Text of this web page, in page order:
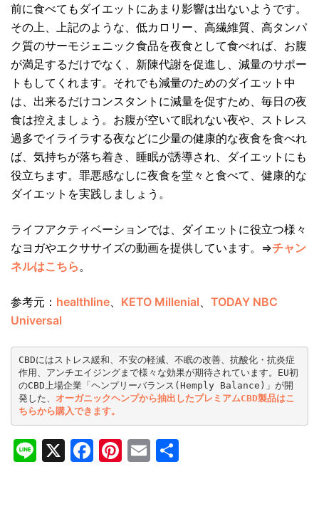
前に食べてもダイエットにあまり影響は出ないようです。
その上、上記のような、低カロリー、高繊維質、高タンパ
ク質のサーモジェニック食品を夜食として食べれば、お腹
が満足するだけでなく、新陳代謝を促進し、減量のサポー
トもしてくれます。それでも減量のためのダイエット中
は、出来るだけコンスタントに減量を促すため、毎日の夜
食は控えましょう。お腹が空いて眠れない夜や、ストレス
過多でイライラする夜などに少量の健康的な夜食を食べれ
ば、気持ちが落ち着き、睡眠が誘導され、ダイエットにも
役立ちます。罪悪感なしに夜食を堂々と食べて、健康的な
ダイエットを実践しましょう。
ライフアクティベーションでは、ダイエットに役立つ様々
なヨガやエクササイズの動画を提供しています。⇒チャン
ネルはこちら 。
参考元： healthline KETO Millenial
TODAY NBC
Universal
CBDにはストレス緩和、不安の軽減、不眠の改善、抗酸化・抗炎症
作用、アンチエイジングまで様々な効果が期待されています。EU初
のCBD上場企業「ヘンプリーバランス(Hemply Balance)」が開
発した、 オーガニックヘンプから抽出したプレミアムCBD製品はこ
ちらから購入できます。
Line
X Facebook
Pinterest
Email